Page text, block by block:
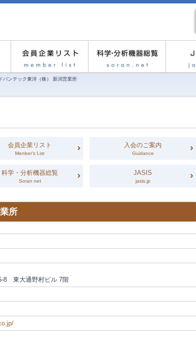
バンテック東洋（株） 新潟営業所
会員企業リスト
Menber's List
入会のご案内
Guidance
科学・分析機器総覧
Soran net
JASIS
jasis.jp
所
8 東大通野村ビル 7階